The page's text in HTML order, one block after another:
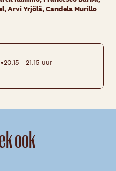
Arvi Yrjölä, Candela Murillo
•20.15 - 21.15 uur
ook